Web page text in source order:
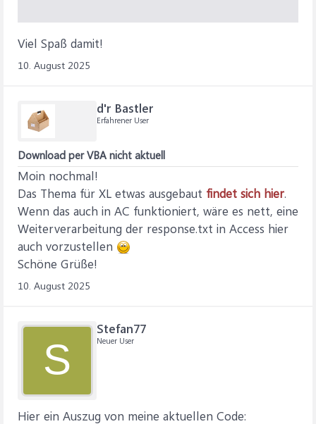
Viel Spaß damit!
10. August 2025
d'r Bastler
Erfahrener User
Download per VBA nicht aktuell
Moin nochmal!
Das Thema für XL etwas ausgebaut findet sich hier.
Wenn das auch in AC funktioniert, wäre es nett, eine
Weiterverarbeitung der response.txt in Access hier
auch vorzustellen
Schöne Grüße!
10. August 2025
S
Stefan77
Neuer User
Hier ein Auszug von meine aktuellen Code: